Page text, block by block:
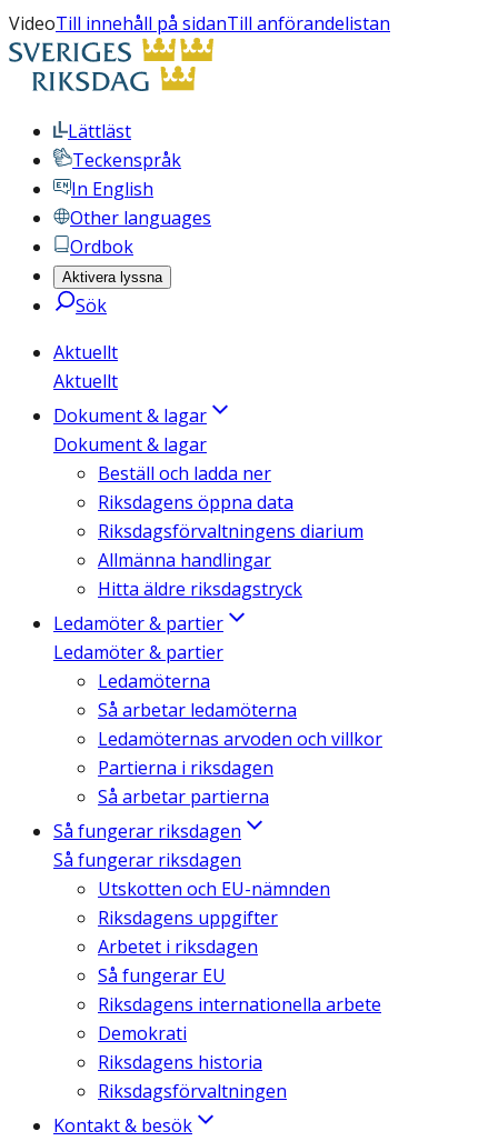
VideoTill innehåll på sidanTill anförandelistan
Lättläst
Teckenspråk
In English
Other languages
Ordbok
Aktivera lyssna
Sök
Aktuellt
Aktuellt
Dokument & lagar
Dokument & lagar
Beställ och ladda ner
Riksdagens öppna data
Riksdagsförvaltningens diarium
Allmänna handlingar
Hitta äldre riksdagstryck
Ledamöter & partier
Ledamöter & partier
Ledamöterna
Så arbetar ledamöterna
Ledamöternas arvoden och villkor
Partierna i riksdagen
Så arbetar partierna
Så fungerar riksdagen
Så fungerar riksdagen
Utskotten och EU-nämnden
Riksdagens uppgifter
Arbetet i riksdagen
Så fungerar EU
Riksdagens internationella arbete
Demokrati
Riksdagens historia
Riksdagsförvaltningen
Kontakt & besök